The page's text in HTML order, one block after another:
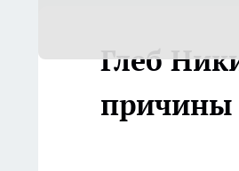
Глеб
причины